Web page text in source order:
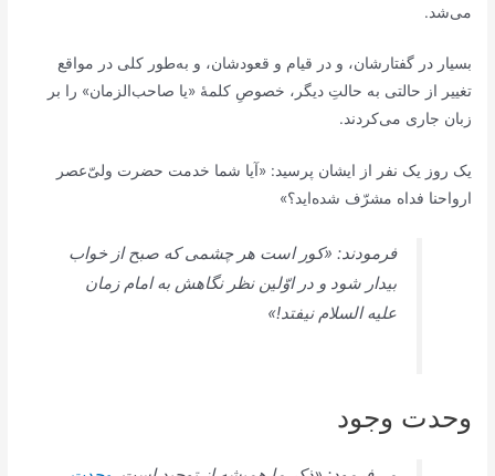
می‌شد.
بسیار در گفتارشان، و در قیام و قعودشان، و به‌طور کلی در مواقع
تغییر از حالتی به‌ حالتِ دیگر، خصوصِ کلمۀ «یا صاحب‌الزمان» را بر
زبان جاری می‌کردند.
یک روز یک نفر از ایشان پرسید: «آیا شما خدمت حضرت ولیّ‌عصر
ارواحنا فداه مشرّف شده‌اید؟»
فرمودند: «کور است هر چشمی که صبح از خواب
بیدار شود و در اوّلین نظر نگاهش به امام زمان
علیه السلام نیفتد!»
وحدت وجود